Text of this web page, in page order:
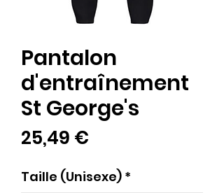
Pantalon
d'entraînement
St George's
25,49 €
Taille (Unisexe) *